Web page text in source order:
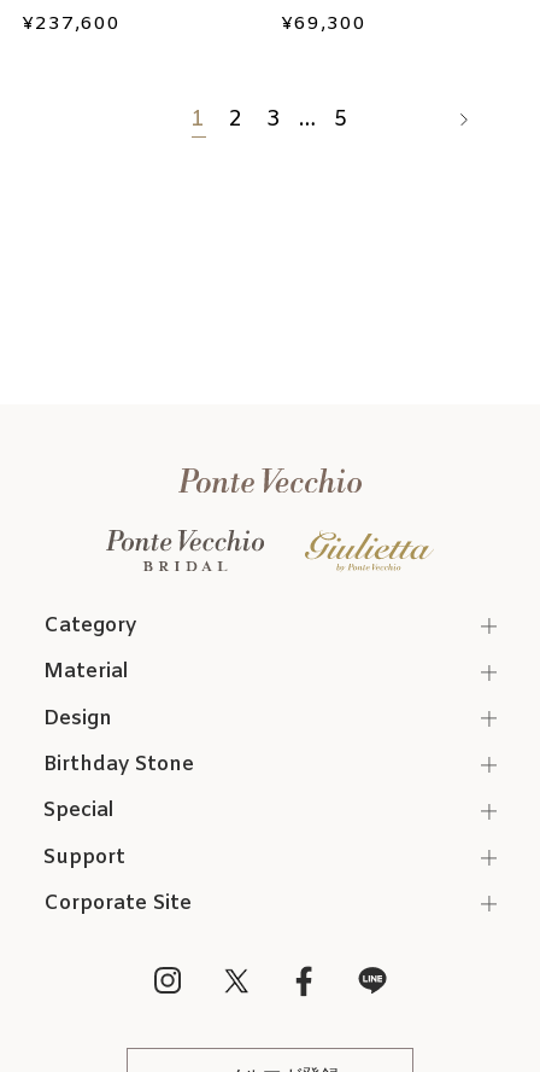
¥237,600
ンドリング
¥69,300
1 2 3 … 5
Category
Support
Corporate Site
Material
Design
Birthday Stone
Special